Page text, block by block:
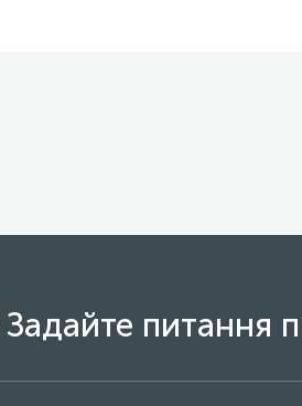
Задайте питання